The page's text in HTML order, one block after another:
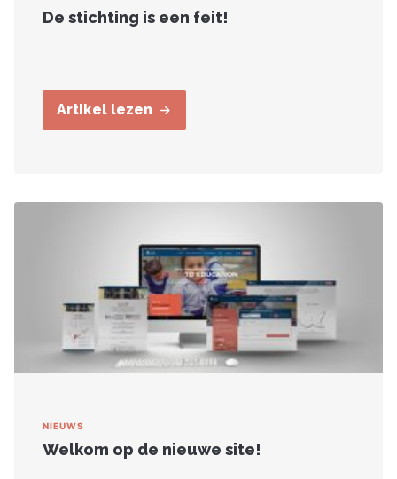
De stichting is een feit!
Artikel lezen
NIEUWS
Welkom op de nieuwe site!